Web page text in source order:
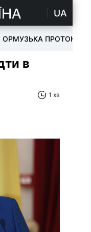
UA
ОРМУЗЬКА ПРОТОКА
в
1 хв